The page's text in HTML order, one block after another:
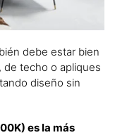
debe estar bien
de techo o apliques
diseño sin
es la más